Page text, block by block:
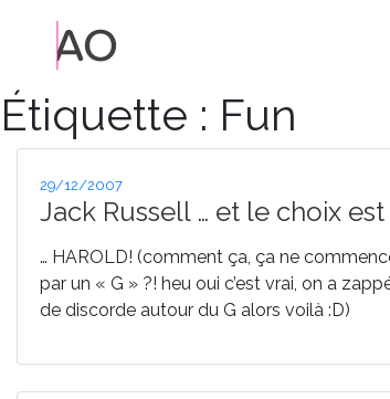
Étiquette : Fun
Publié
le
29/12/2007
Jack Russell … et le choix est
… HAROLD! (comment ça, ça ne
par un « G » ?! heu oui c’est vrai, on a
de discorde autour du G alors voilà :D)